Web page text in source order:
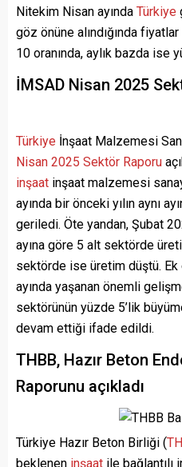
Nitekim Nisan ayında Türkiye
göz önüne alındığında
10 oranında, aylık bazda ise
İMSAD Nisan 2025
Türkiye İnşaat Malzemesi
Nisan 2025 Sektör Raporu
inşaat inşaat malzemesi
ayında bir önceki yılın aynı
geriledi. Öte yandan, Şubat
ayına göre 5 alt sektörde
sektörde ise üretim düştü. Ek
ayında yaşanan önemli
sektörünün yüzde 5’lik
devam ettiği ifade edildi.
THBB, Hazır Beton
Raporunu açıkladı
Türkiye Hazır Beton Birliği (
beklenen inşaat ile bağlantılı